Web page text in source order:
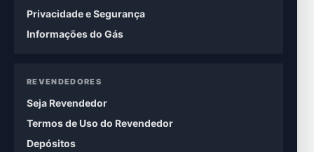
Privacidade e Segurança
Informações do Gás
REVENDEDORES
Seja Revendedor
Termos de Uso do Revendedor
Depósitos